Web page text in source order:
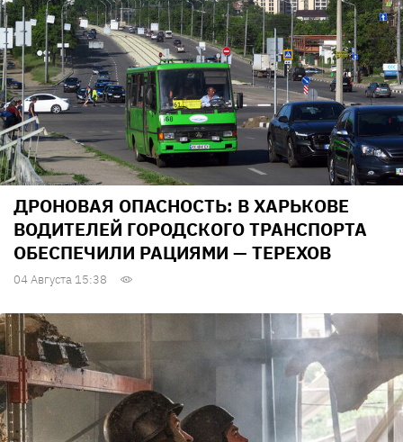
ДРОНОВАЯ ОПАСНОСТЬ: В ХАРЬКОВЕ
ВОДИТЕЛЕЙ ГОРОДСКОГО ТРАНСПОРТА
ОБЕСПЕЧИЛИ РАЦИЯМИ — ТЕРЕХОВ
04 Августа 15:38